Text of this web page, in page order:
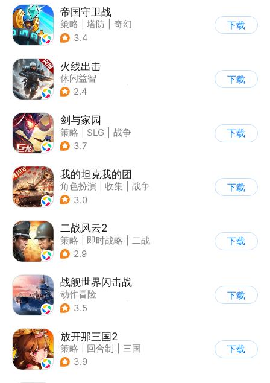
帝国守卫战
策略 塔防
奇幻
| 卡通
3.4
下载
火线出击
休闲益智
| 第三人称射击
2.4
下载
剑与家园
策略 SLG
战争
| 欧美风
3.7
下载
我的坦克我的团
角色扮演 收集
战争
| 战术竞技
3.0
下载
二战风云2
策略 即时战略
二战
| 写实
2.9
下载
战舰世界闪击战
动作冒险
| 第三人称射击
3.5
下载
放开那三国2
策略 回合制
三国
| Q版
3.9
下载